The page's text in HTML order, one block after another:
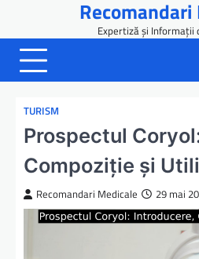
content
Expertiză și Informații
TURISM
Prospectul
Compoziție și
Recomandari Medicale 29 mai